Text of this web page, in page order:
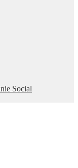
Social